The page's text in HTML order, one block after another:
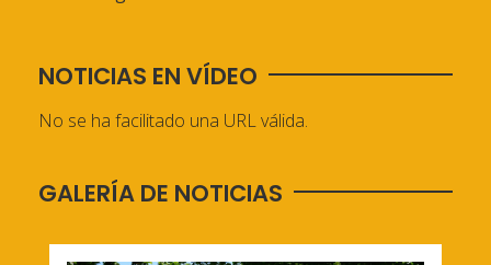
NOTICIAS EN VÍDEO
No se ha facilitado una URL válida.
GALERÍA DE NOTICIAS